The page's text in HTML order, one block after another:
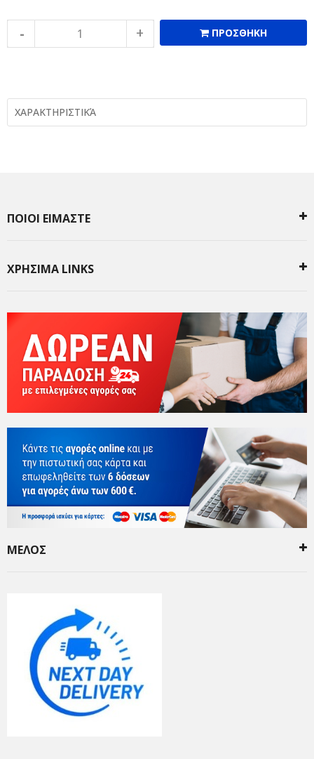
ΠΡΟΣΘΗΚΗ
ΧΑΡΑΚΤΗΡΙΣΤΙΚΆ
ΠΟΙΟΙ ΕΙΜΑΣΤΕ
ΧΡΗΣΙΜΑ LINKS
ΜΕΛΟΣ